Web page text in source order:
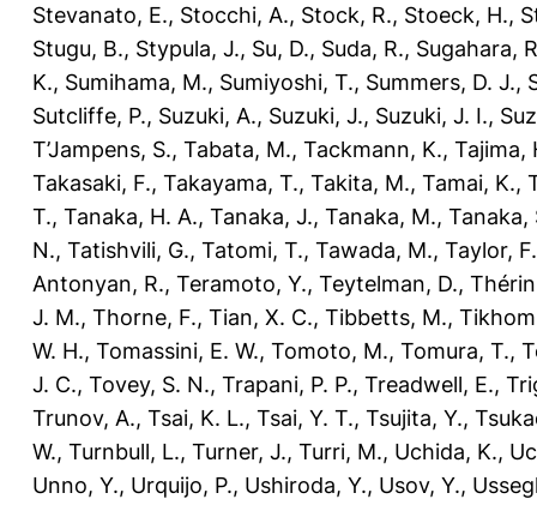
Stevanato, E., Stocchi, A., Stock, R., Stoeck, H.,
Stugu, B., Stypula, J., Su, D., Suda, R., Sugahara,
K., Sumihama, M., Sumiyoshi, T., Summers, D. J.,
Sutcliffe, P., Suzuki, A., Suzuki, J., Suzuki, J. I.,
T’Jampens, S., Tabata, M., Tackmann, K., Tajima,
Takasaki, F., Takayama, T., Takita, M., Tamai, K.,
T., Tanaka, H. A., Tanaka, J., Tanaka, M., Tanaka,
N., Tatishvili, G., Tatomi, T., Tawada, M., Taylor, F.
Antonyan, R., Teramoto, Y., Teytelman, D.,
J. M., Thorne, F., Tian, X. C., Tibbetts, M.,
W. H., Tomassini, E. W., Tomoto, M., Tomura, T.,
J. C., Tovey, S. N., Trapani, P. P., Treadwell, E.,
Trunov, A., Tsai, K. L., Tsai, Y. T., Tsujita, Y.,
W., Turnbull, L., Turner, J., Turri, M., Uchida, K.,
Unno, Y., Urquijo, P., Ushiroda, Y., Usov, Y.,